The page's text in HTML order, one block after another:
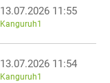
13.07.2026 11:55
Kanguruh1
13.07.2026 11:54
Kanguruh1